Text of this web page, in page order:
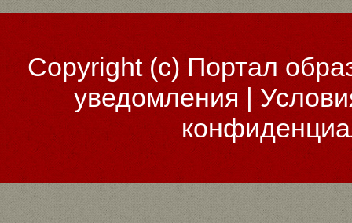
Copyright (c)Портал
уведомления |